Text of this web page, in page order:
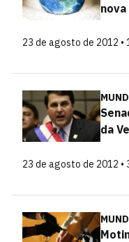
23 de agosto de 2012 •
da
23 de agosto de 2012 •